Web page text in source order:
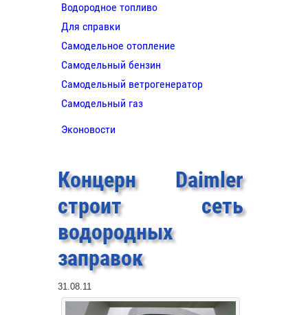
Водородное топливо
Для справки
Самодельное отопление
Самодельный бензин
Самодельный ветрогенератор
Самодельный газ
Эконовости
Концерн Daimler
строит сеть
водородных
заправок
31.08.11